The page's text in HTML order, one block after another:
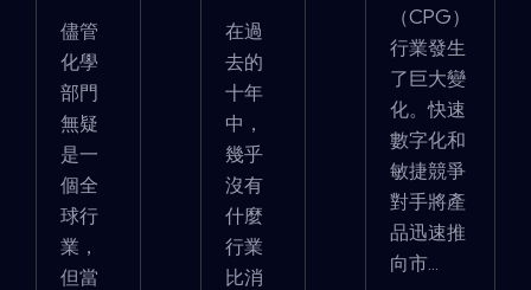
儘管
化學
部門
無疑
是一
個全
球行
業，
但當
在過
去的
十年
中，
幾乎
沒有
什麼
行業
比消
（CPG）
行業發生
了巨大變
化。快速
數字化和
敏捷競爭
對手將產
品迅速推
向市...